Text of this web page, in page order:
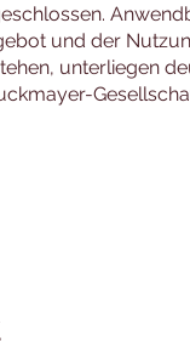
und der
unterliegen